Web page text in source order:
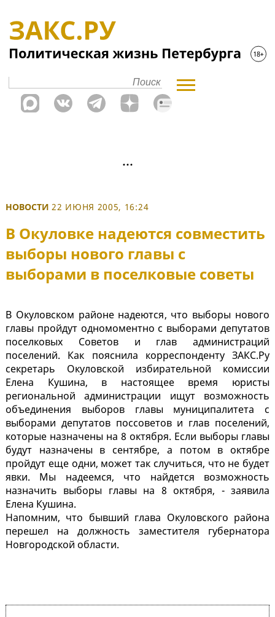
НОВОСТИ 22 ИЮНЯ 2005, 16:24
В Окуловке надеются совместить
выборы нового главы с
выборами в поселковые советы
В Окуловском районе надеются, что выборы нового
главы пройдут одномоментно с выборами депутатов
поселковых Советов и глав администраций
поселений. Как пояснила корреспонденту ЗАКС.Ру
секретарь Окуловской избирательной комиссии
Елена Кушина, в настоящее время юристы
региональной администрации ищут возможность
объединения выборов главы муниципалитета с
выборами депутатов поссоветов и глав поселений,
которые назначены на 8 октября. Если выборы главы
будут назначены в сентябре, а потом в октябре
пройдут еще одни, может так случиться, что не будет
явки. Мы надеемся, что найдется возможность
назначить выборы главы на 8 октября, - заявила
Елена Кушина.
Напомним, что бывший глава Окуловского района
перешел на должность заместителя губернатора
Новгородской области.